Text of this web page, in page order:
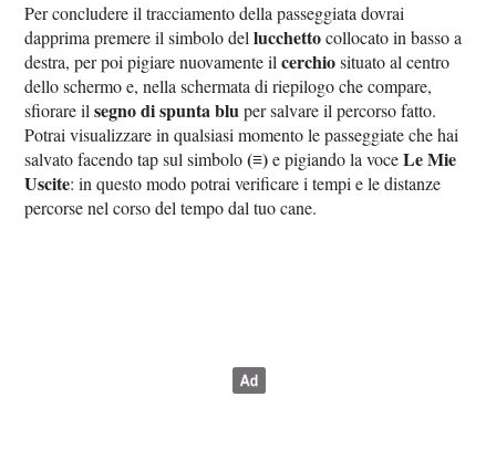
Per concludere il tracciamento della passeggiata dovrai
dapprima premere il simbolo dellucchettocollocato in basso a
destra, per poi pigiare nuovamente ilcerchiosituato al centro
dello schermo e, nella schermata di riepilogo che compare,
sfiorare ilsegno di spunta bluper salvare il percorso fatto.
Potrai visualizzare in qualsiasi momento le passeggiate che hai
salvato facendo tap sul simbolo(≡)e pigiando la voceLe Mie
Uscite: in questo modo potrai verificare i tempi e le distanze
percorse nel corso del tempo dal tuo cane.